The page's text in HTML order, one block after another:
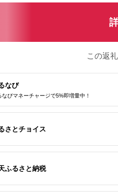
出典：ふるさとプレミ
創業110年地元のお客
セット！
322032_AQ008
手作りめんつ
ん 天つゆ 煮物
ート 調味料 か
この返
なび
なびマネーチャージで5%即増量中！
さとチョイス
ふるさと納税